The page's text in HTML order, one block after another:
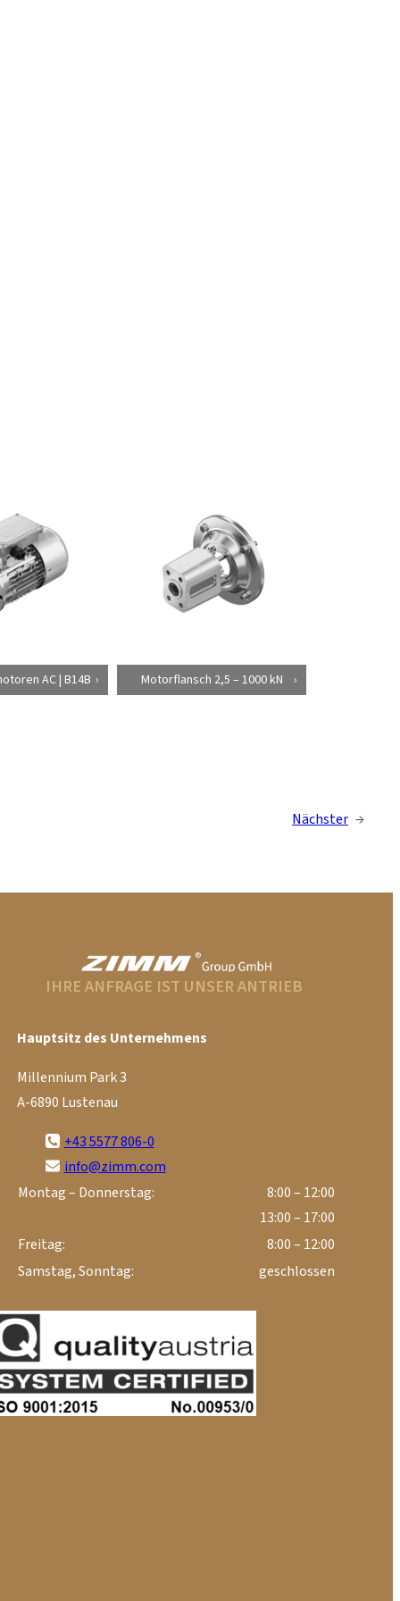
AC | B14B Motorflansch 2,5 – 1000 kN
Nächster →
IHRE ANFRAGE IST UNSER ANTRIEB
Hauptsitz des Unternehmens
Millennium Park 3
A-6890 Lustenau
+43 5577 806-0
info@zimm.com
Montag – Donnerstag:
8:00 – 12:00
13:00 – 17:00
Freitag:
8:00 – 12:00
Samstag, Sonntag:
geschlossen